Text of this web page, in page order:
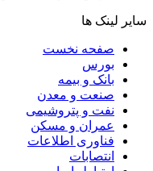
سایر لینک ها
صفحه نخست
بورس
بانک و بیمه
صنعت و معدن
نفت و پتروشیمی
عمران و مسکن
فناوری اطلاعات
انتصابات